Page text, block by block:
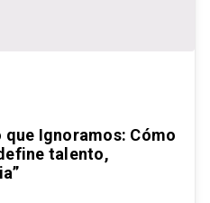
Ignoramos: Cómo
talento,